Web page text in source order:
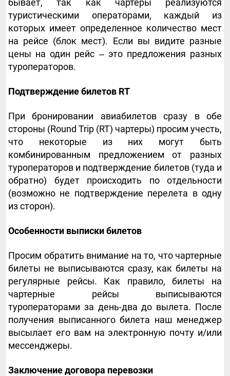
бывает, так как чартеры реализуются
туристическими операторами, каждый из
которых имеет определенное количество мест
на рейсе (блок мест). Если вы видите разные
цены на один рейс ‒ это предложения разных
туроператоров.
Подтверждение билетов RT
При бронировании авиабилетов сразу в обе
стороны (Round Trip (RT) чартеры) просим учесть,
что некоторые из них могут быть
комбинированным предложением от разных
туроператоров и подтверждение билетов (туда и
обратно) будет происходить по отдельности
(возможно не подтверждение перелета в одну
из сторон).
Особенности выписки билетов
Просим обратить внимание на то, что чартерные
билеты не выписываются сразу, как билеты на
регулярные рейсы. Как правило, билеты на
чартерные рейсы выписываются
туроператорами за день-два до вылета. После
получения выписанного билета наш менеджер
высылает его вам на электронную почту и/или
мессенджеры.
Заключение договора перевозки